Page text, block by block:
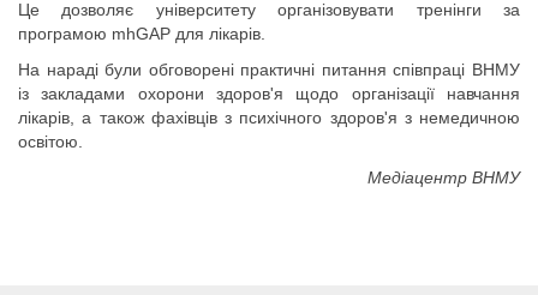
Це дозволяє університету організовувати тренінги за
програмою mhGAP для лікарів.
На нараді були обговорені практичні питання співпраці ВНМУ
із закладами охорони здоров'я щодо організації навчання
лікарів, а також фахівців з психічного здоров'я з немедичною
освітою.
Медіацентр ВНМУ